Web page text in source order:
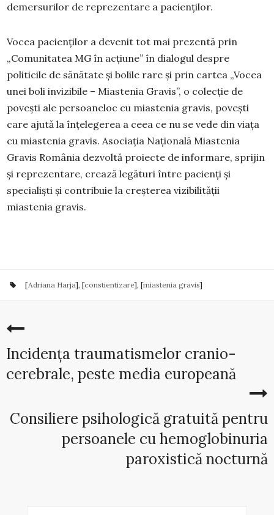
demersurilor de reprezentare a pacienților.
Vocea pacienților a devenit tot mai prezentă prin
„Comunitatea MG în acțiune” în dialogul despre
politicile de sănătate și bolile rare şi prin cartea „Vocea
unei boli invizibile – Miastenia Gravis”, o colecţie de
poveşti ale persoaneloc cu miastenia gravis, poveşti
care ajută la înţelegerea a ceea ce nu se vede din viaţa
cu miastenia gravis. Asociația Națională Miastenia
Gravis România dezvoltă proiecte de informare, sprijin
și reprezentare, crează legături între pacienți și
specialiști și contribuie la creșterea vizibilității
miastenia gravis.
[Adriana Harja], [constientizare], [miastenia gravis]
Incidența traumatismelor cranio-
cerebrale, peste media europeană
Consiliere psihologică gratuită pentru
persoanele cu hemoglobinuria
paroxistică nocturnă